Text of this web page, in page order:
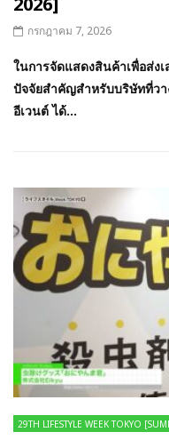
กรกฎาคม 7, 2026
ในการจัดแสดงสินค้าเพื่อส่ง
ปัจจัยสำคัญสำหรับบริษัทที่ว
อีเวนต์ ได้...
29TH LIFESTYLE WEEK TOKYO